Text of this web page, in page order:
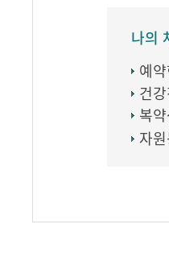
나의
예
건
복
자